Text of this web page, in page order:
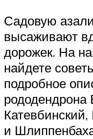
Садовую
высаживают
дорожек. На
найдете
подробное
рододендрона
и